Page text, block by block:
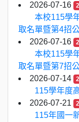
2026-07-16
本校115學
取名單暨第4招
2026-07-16
本校115學
取名單暨第7招
2026-07-14
115學年度
2026-07-21
115年國一